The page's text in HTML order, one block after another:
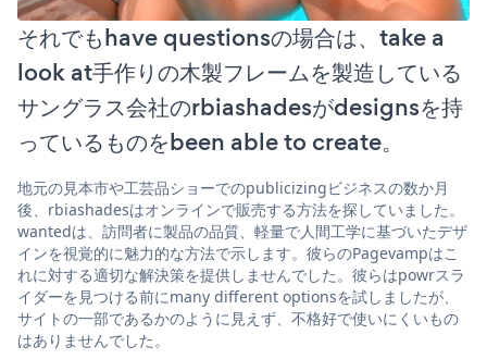
それでもhave questionsの場合は、take a
look at手作りの木製フレームを製造している
サングラス会社のrbiashadesがdesignsを持
っているものをbeen able to create。
地元の見本市や工芸品ショーでのpublicizingビジネスの数か月
後、rbiashadesはオンラインで販売する方法を探していました。
wantedは、訪問者に製品の品質、軽量で人間工学に基づいたデザ
インを視覚的に魅力的な方法で示します。彼らのPagevampはこ
れに対する適切な解決策を提供しませんでした。彼らはpowrスラ
イダーを見つける前にmany different optionsを試しましたが、
サイトの一部であるかのように見えず、不格好で使いにくいもの
はありませんでした。